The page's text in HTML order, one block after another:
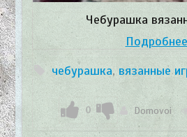
Чебурашка
Подробнее
чебурашка, вязанные
0 Domovoi